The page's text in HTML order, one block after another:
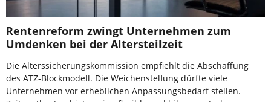
Rentenreform zwingt Unternehmen zum
Umdenken bei der Altersteilzeit
Die Alterssicherungskommission empfiehlt die Abschaffung
des ATZ-Blockmodell. Die Weichenstellung dürfte viele
Unternehmen vor erheblichen Anpassungsbedarf stellen.